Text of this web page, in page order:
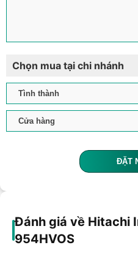
Chọn mua tại chi nhánh
ĐẶT
Đánh giá về Hitachi
954HVOS